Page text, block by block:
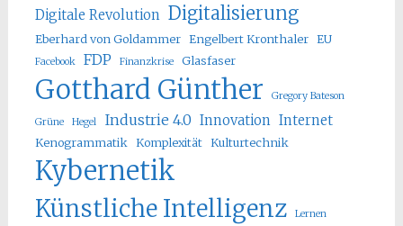
Digitale Revolution Digitalisierung
Eberhard von Goldammer Engelbert Kronthaler EU
Facebook FDP Finanzkrise Glasfaser
Gotthard Günther Gregory Bateson
Grüne Hegel Industrie 4.0 Innovation Internet
Kenogrammatik Komplexität Kulturtechnik
Kybernetik
Künstliche Intelligenz Lernen